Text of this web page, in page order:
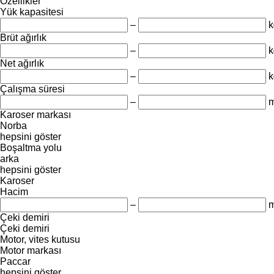
Yük kapasitesi
–
Brüt ağırlık
–
Net ağırlık
–
Çalışma süresi
–
Karoser markası
Norba
hepsini göster
Boşaltma yolu
arka
hepsini göster
Karoser
Hacim
–
Çeki demiri
Çeki demiri
Motor, vites kutusu
Motor markası
Paccar